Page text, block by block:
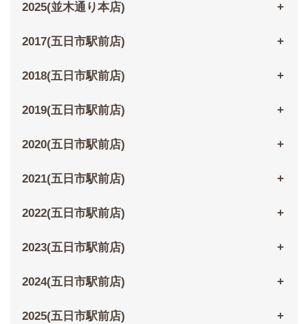
2025(並木通り本店)
2017(五日市駅前店)
2018(五日市駅前店)
2019(五日市駅前店)
2020(五日市駅前店)
2021(五日市駅前店)
2022(五日市駅前店)
2023(五日市駅前店)
2024(五日市駅前店)
2025(五日市駅前店)